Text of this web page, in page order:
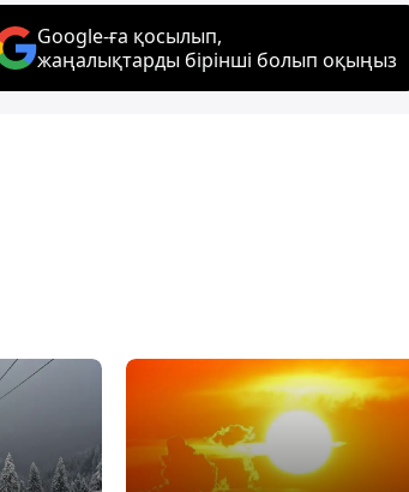
Google-ға қосылып,
жаңалықтарды бірінші болып оқыңыз